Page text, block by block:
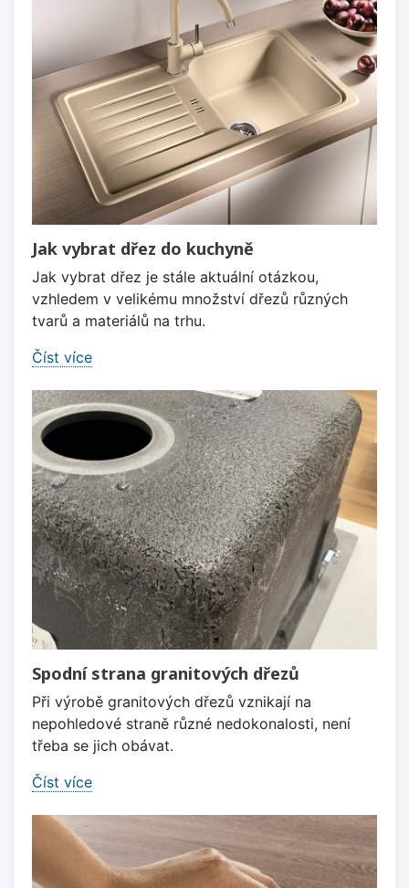
Jak vybrat dřez do kuchyně
Jak vybrat dřez je stále aktuální otázkou,
vzhledem v velikému množství dřezů různých
tvarů a materiálů na trhu.
Číst více
Spodní strana granitových dřezů
Při výrobě granitových dřezů vznikají na
nepohledové straně různé nedokonalosti, není
třeba se jich obávat.
Číst více